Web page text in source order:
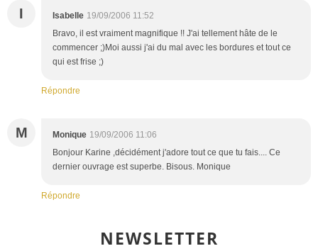
I Isabelle 19/09/2006 11:52
Bravo, il est vraiment magnifique !! J'ai tellement hâte de le
commencer ;)Moi aussi j'ai du mal avec les bordures et tout ce
qui est frise ;)
Répondre
M Monique 19/09/2006 11:06
Bonjour Karine ,décidément j'adore tout ce que tu fais.... Ce
dernier ouvrage est superbe. Bisous. Monique
Répondre
NEWSLETTER